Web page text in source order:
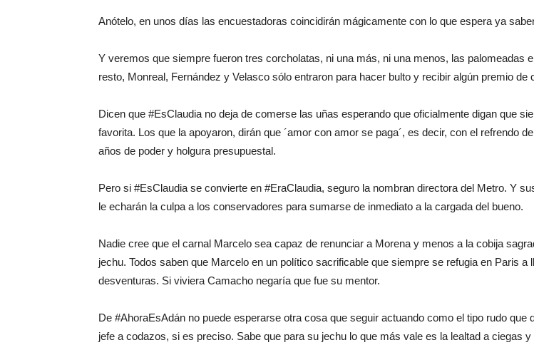
Anótelo, en unos días las encuestadoras coincidirán mágicamente con lo que espera ya
Y veremos que siempre fueron tres corcholatas, ni una más, ni una menos, las palomeadas
resto, Monreal, Fernández y Velasco sólo entraron para hacer bulto y recibir algún premio de
Dicen que #EsClaudia no deja de comerse las uñas esperando que oficialmente digan que
favorita. Los que la apoyaron, dirán que ´amor con amor se paga´, es decir, con el refrendo
años de poder y holgura presupuestal.
Pero si #EsClaudia se convierte en #EraClaudia, seguro la nombran directora del Metro. Y
le echarán la culpa a los conservadores para sumarse de inmediato a la cargada del bueno.
Nadie cree que el carnal Marcelo sea capaz de renunciar a Morena y menos a la cobija
jechu. Todos saben que Marcelo en un político sacrificable que siempre se refugia en Paris a
desventuras. Si viviera Camacho negaría que fue su mentor.
De #AhoraEsAdán no puede esperarse otra cosa que seguir actuando como el tipo rudo que
jefe a codazos, si es preciso. Sabe que para su jechu lo que más vale es la lealtad a ciegas y